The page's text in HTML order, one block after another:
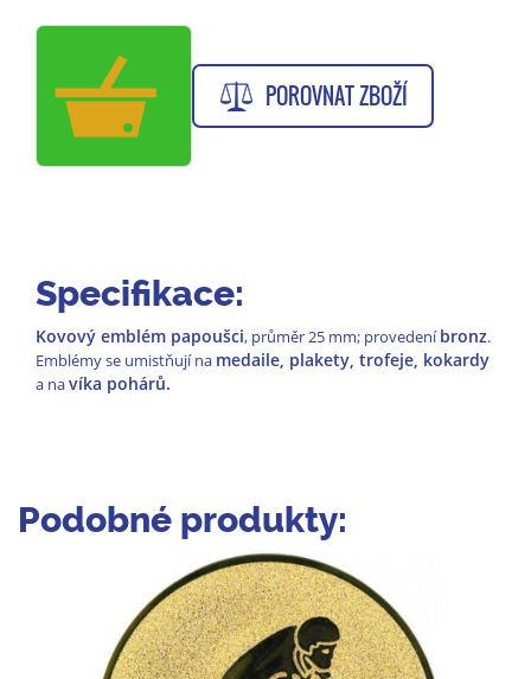
POROVNAT ZBOŽÍ
Specifikace:
Kovový emblém papoušci, průměr 25 mm; provedeníbronz.
Emblémy se umistňují na medaile, plakety, trofeje, kokardy
a navíka pohárů.
Podobné produkty: